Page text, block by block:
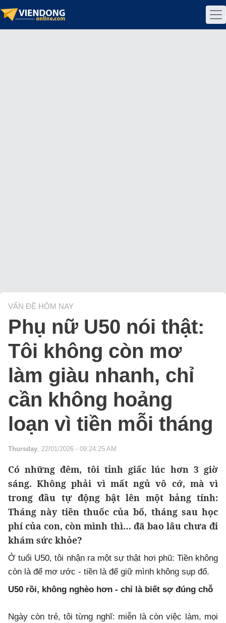
VẤN ĐỀ HÔM NAY
Phụ nữ U50 nói thật:
Tôi không còn mơ
làm giàu nhanh, chỉ
cần không hoảng
loạn vì tiền mỗi tháng
Thursday, 22/01/2026 - 09:24:25 AM
Có những đêm, tôi tỉnh giấc lúc hơn 3 giờ
sáng. Không phải vì mất ngủ vô cớ, mà vì
trong đầu tự động bật lên một bảng tính:
Tháng này tiền thuốc của bố, tháng sau học
phí của con, còn mình thì… đã bao lâu chưa đi
khám sức khỏe?
Ở tuổi U50, tôi nhận ra một sự thật hơi phũ: Tiền không
còn là để mơ ước - tiền là để giữ mình không sụp đổ.
U50 rồi, không nghèo hơn - chỉ là biết sợ đúng chỗ
Ngày còn trẻ, tôi từng nghĩ: miễn là còn việc làm, mọi